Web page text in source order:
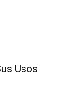
Usos